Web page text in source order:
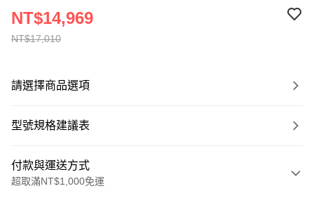
NT$17,010
NT$14,969
請選擇商品選項
型號規格建議表
付款與運送方式
超取滿NT$1,000免運